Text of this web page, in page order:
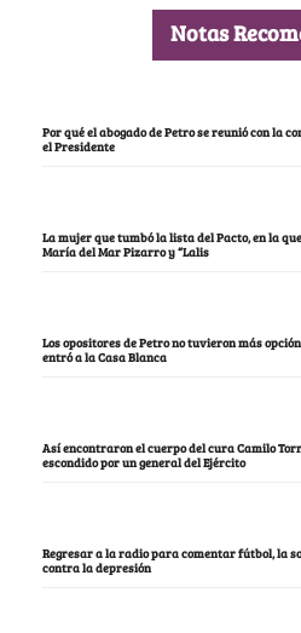
Notas
Por qué el abogado de Petro se reunió con la
el Presidente
La mujer que tumbó la lista del Pacto, en la
María del Mar Pizarro y “Lalis
Los opositores de Petro no tuvieron más
entró a la Casa Blanca
Así encontraron el cuerpo del cura Camilo
escondido por un general del Ejército
Regresar a la radio para comentar fútbol, la
contra la depresión